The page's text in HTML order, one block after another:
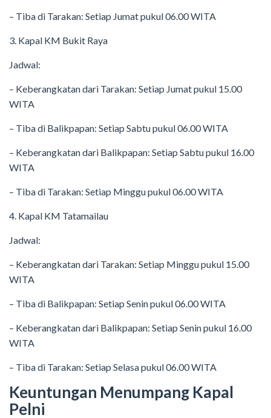
– Tiba di Tarakan: Setiap Jumat pukul 06.00 WITA
3. Kapal KM Bukit Raya
Jadwal:
– Keberangkatan dari Tarakan: Setiap Jumat pukul 15.00
WITA
– Tiba di Balikpapan: Setiap Sabtu pukul 06.00 WITA
– Keberangkatan dari Balikpapan: Setiap Sabtu pukul 16.00
WITA
– Tiba di Tarakan: Setiap Minggu pukul 06.00 WITA
4. Kapal KM Tatamailau
Jadwal:
– Keberangkatan dari Tarakan: Setiap Minggu pukul 15.00
WITA
– Tiba di Balikpapan: Setiap Senin pukul 06.00 WITA
– Keberangkatan dari Balikpapan: Setiap Senin pukul 16.00
WITA
– Tiba di Tarakan: Setiap Selasa pukul 06.00 WITA
Keuntungan Menumpang Kapal
Pelni